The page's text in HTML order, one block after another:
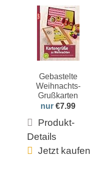
Gebastelte
Weihnachts-
Grußkarten
nur €7.99
Produkt-
Details
Jetzt kaufen